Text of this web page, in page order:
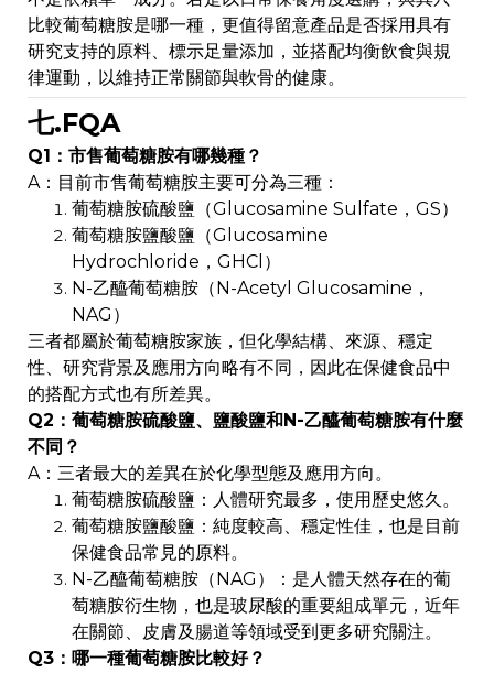
比較葡萄糖胺是哪一種，更值得留意產品是否採用具有
研究支持的原料、標示足量添加，並搭配均衡飲食與規
律運動，以維持正常關節與軟骨的健康。
七.FQA
Q1：市售葡萄糖胺有哪幾種？
A：目前市售葡萄糖胺主要可分為三種：
葡萄糖胺硫酸鹽（Glucosamine Sulfate，GS）
葡萄糖胺鹽酸鹽（Glucosamine
Hydrochloride，GHCl）
N-乙醯葡萄糖胺（N-Acetyl Glucosamine，
NAG）
三者都屬於葡萄糖胺家族，但化學結構、來源、穩定
性、研究背景及應用方向略有不同，因此在保健食品中
的搭配方式也有所差異。
Q2：葡萄糖胺硫酸鹽、鹽酸鹽和N-乙醯葡萄糖胺有什麼
不同？
A：三者最大的差異在於化學型態及應用方向。
葡萄糖胺硫酸鹽：人體研究最多，使用歷史悠久。
葡萄糖胺鹽酸鹽：純度較高、穩定性佳，也是目前
保健食品常見的原料。
N-乙醯葡萄糖胺（NAG）：是人體天然存在的葡
萄糖胺衍生物，也是玻尿酸的重要組成單元，近年
在關節、皮膚及腸道等領域受到更多研究關注。
Q3：哪一種葡萄糖胺比較好？